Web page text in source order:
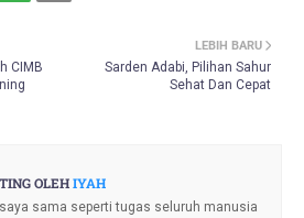
LEBIH BARU
Sarden Adabi, Pilihan Sahur
Sehat Dan Cepat
CIMB
OLEHIYAH
sama seperti tugas seluruh manusia